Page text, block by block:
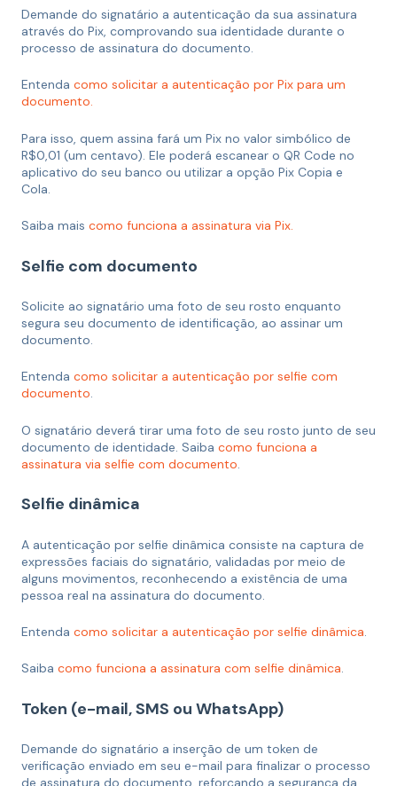
Demande do signatário a autenticação da sua assinatura
através do Pix, comprovando sua identidade durante o
processo de assinatura do documento.
Entenda como solicitar a autenticação por Pix para um
documento.
Para isso, quem assina fará um Pix no valor simbólico de
R$0,01 (um centavo). Ele poderá escanear o QR Code no
aplicativo do seu banco ou utilizar a opção Pix Copia e
Cola.
Saiba mais como funciona a assinatura via Pix.
Selfie com documento
Solicite ao signatário uma foto de seu rosto enquanto
segura seu documento de identificação, ao assinar um
documento.
Entenda como solicitar a autenticação por selfie com
documento.
O signatário deverá tirar uma foto de seu rosto junto de seu
documento de identidade. Saiba como funciona a
assinatura via selfie com documento.
Selfie dinâmica
A autenticação por selfie dinâmica consiste na captura de
expressões faciais do signatário, validadas por meio de
alguns movimentos, reconhecendo a existência de uma
pessoa real na assinatura do documento.
Entenda como solicitar a autenticação por selfie dinâmica.
Saiba como funciona a assinatura com selfie dinâmica.
Token (e-mail, SMS ou WhatsApp)
Demande do signatário a inserção de um token de
verificação enviado em seu e-mail para finalizar o processo
de assinatura do documento, reforçando a segurança da